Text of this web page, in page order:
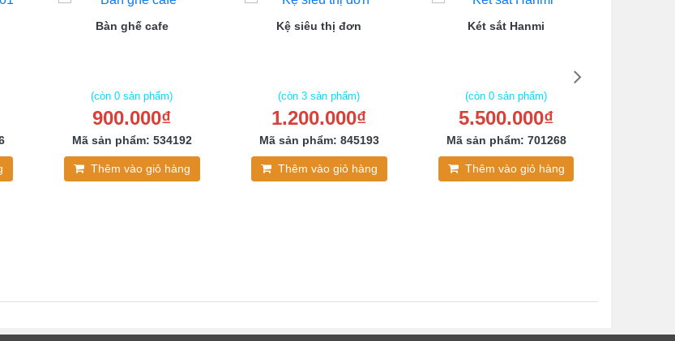
Bàn ghế cafe
(còn 0 sản phẩm)
900.000₫
Mã sản phẩm: 534192
Thêm vào giỏ hàng
Kệ siêu thị đơn
(còn 3 sản phẩm)
1.200.000₫
Mã sản phẩm: 845193
Thêm vào giỏ hàng
Két sắt Hanmi
(còn 0 sản phẩm)
5.500.000₫
Mã sản phẩm: 701268
Thêm vào giỏ hàng